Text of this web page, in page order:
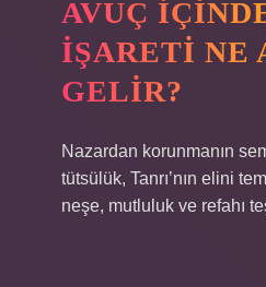
AVUÇ
IŞARETI NE
GELIR?
Nazardan korunmanın
tütsülük, Tanrı’nın elini
neşe, mutluluk ve refahı